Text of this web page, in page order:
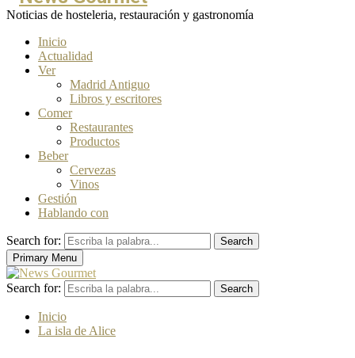
Noticias de hosteleria, restauración y gastronomía
Inicio
Actualidad
Ver
Madrid Antiguo
Libros y escritores
Comer
Restaurantes
Productos
Beber
Cervezas
Vinos
Gestión
Hablando con
Search for:
Search
Primary Menu
Search for: Search
Inicio
La isla de Alice